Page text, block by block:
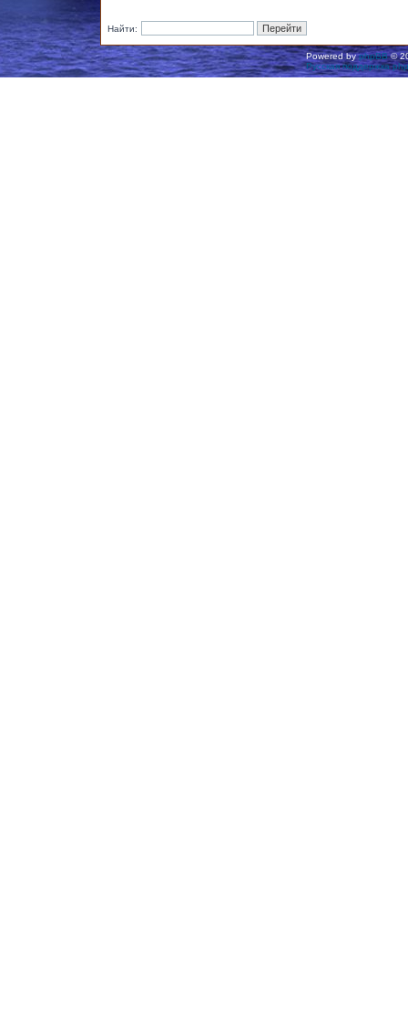
Найти:
Powered byphpBB©
Русская поддержка